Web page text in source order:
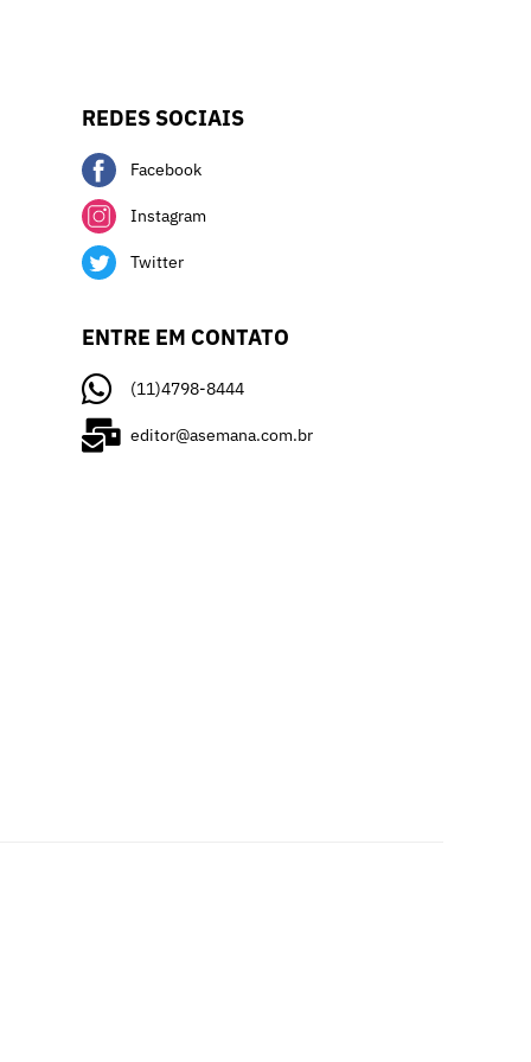
REDES SOCIAIS
Facebook
Instagram
Twitter
ENTRE EM CONTATO
(11)4798-8444
editor@asemana.com.br